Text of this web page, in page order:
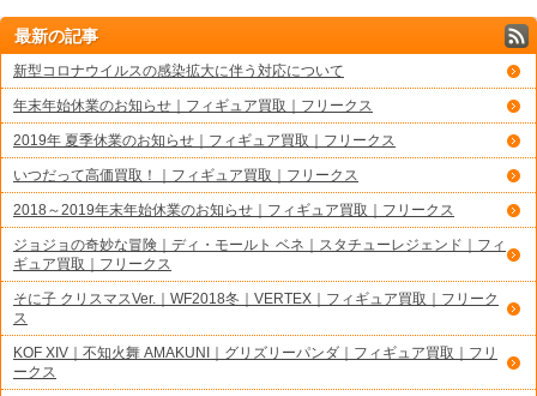
最新の記事
新型コロナウイルスの感染拡大に伴う対応について
年末年始休業のお知らせ｜フィギュア買取｜フリークス
2019年 夏季休業のお知らせ｜フィギュア買取｜フリークス
いつだって高価買取！｜フィギュア買取｜フリークス
2018～2019年末年始休業のお知らせ｜フィギュア買取｜フリークス
ジョジョの奇妙な冒険｜ディ・モールト ベネ｜スタチューレジェンド｜フィ
ギュア買取｜フリークス
そに子 クリスマスVer.｜WF2018冬｜VERTEX｜フィギュア買取｜フリーク
ス
KOF XIV｜不知火舞 AMAKUNI｜グリズリーパンダ｜フィギュア買取｜フリ
ークス